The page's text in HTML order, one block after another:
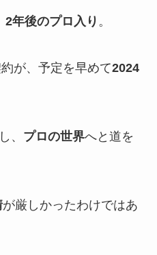
2年後のプロ入り 。
が、予定を早めて2024
、 プロの世界へと道を
が厳しかったわけではあ